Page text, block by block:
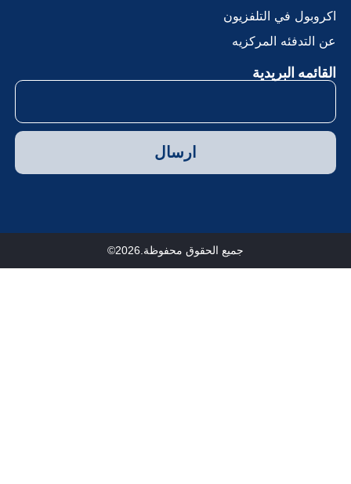
في التلفزيون
التدفئه المركزيه
البريدية
ارسال
جميع الحقوق محفوظة.2026©